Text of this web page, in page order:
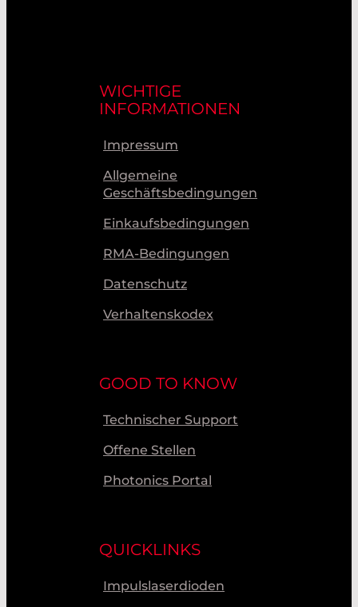
WICHTIGE
INFORMATIONEN
Impressum
Allgemeine
Geschäftsbedingungen
Einkaufsbedingungen
RMA-Bedingungen
Datenschutz
Verhaltenskodex
GOOD TO KNOW
Technischer Support
Offene Stellen
Photonics Portal
QUICKLINKS
Impulslaserdioden